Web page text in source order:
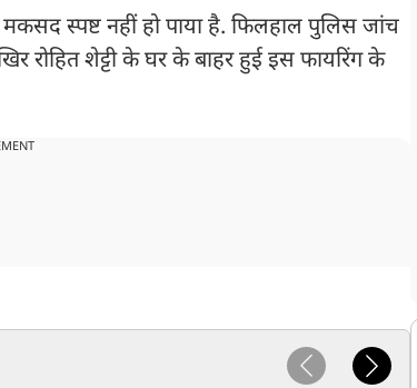
स्पष्ट नहीं हो पाया है. फिलहाल पुलिस जांच
रोहित शेट्टी के घर के बाहर हुई इस फायरिंग के